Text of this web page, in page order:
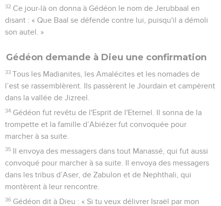
32 Ce jour-là on donna à Gédéon le nom de Jerubbaal en
disant : « Que Baal se défende contre lui, puisqu'il a démoli
son autel. »
Gédéon demande à Dieu une confirmation
33 Tous les Madianites, les Amalécites et les nomades de
l’est se rassemblèrent. Ils passèrent le Jourdain et campèrent
dans la vallée de Jizreel.
34 Gédéon fut revêtu de l'Esprit de l'Eternel. Il sonna de la
trompette et la famille d’Abiézer fut convoquée pour
marcher à sa suite.
35 Il envoya des messagers dans tout Manassé, qui fut aussi
convoqué pour marcher à sa suite. Il envoya des messagers
dans les tribus d’Aser, de Zabulon et de Nephthali, qui
montèrent à leur rencontre.
36 Gédéon dit à Dieu : « Si tu veux délivrer Israël par mon